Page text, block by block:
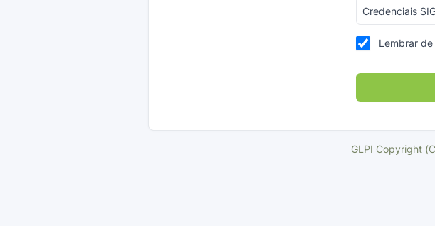
Credenciais
Lembrar de
GLPI Copyright